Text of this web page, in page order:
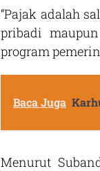
“Pajak adalah
pribadi
program
Baca Juga
Menurut